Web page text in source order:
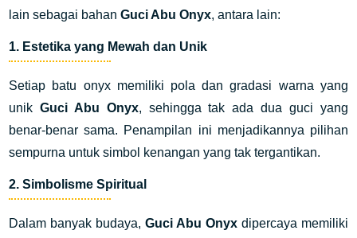
lain sebagai bahanGuci Abu Onyx, antara lain:
1. Estetika yang Mewah dan Unik
Setiap batu onyx memiliki pola dan gradasi warna yang
unikGuci Abu Onyx, sehingga tak ada dua guci yang
benar-benar sama. Penampilan ini menjadikannya pilihan
sempurna untuk simbol kenangan yang tak tergantikan.
2.Simbolisme Spiritual
Dalam banyak budaya,Guci Abu Onyxdipercaya memiliki